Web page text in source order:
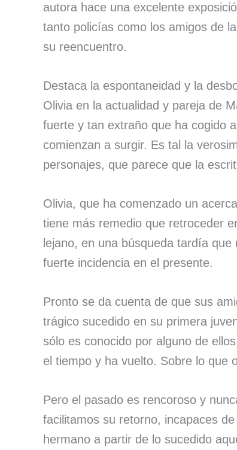
autora hace una excelente
tanto policías como los amigos de
su reencuentro.
Destaca la espontaneidad y la
Olivia en la actualidad y pareja de
fuerte y tan extraño que ha cogido
comienzan a surgir. Es tal la
personajes, que parece que la
Olivia, que ha comenzado un
tiene más remedio que retroceder
lejano, en una búsqueda tardía
fuerte incidencia en el presente.
Pronto se da cuenta de que sus
trágico sucedido en su primera
sólo es conocido por alguno de
el tiempo y ha vuelto. Sobre lo que
Pero el pasado es rencoroso y
facilitamos su retorno, incapaces
hermano a partir de lo sucedido